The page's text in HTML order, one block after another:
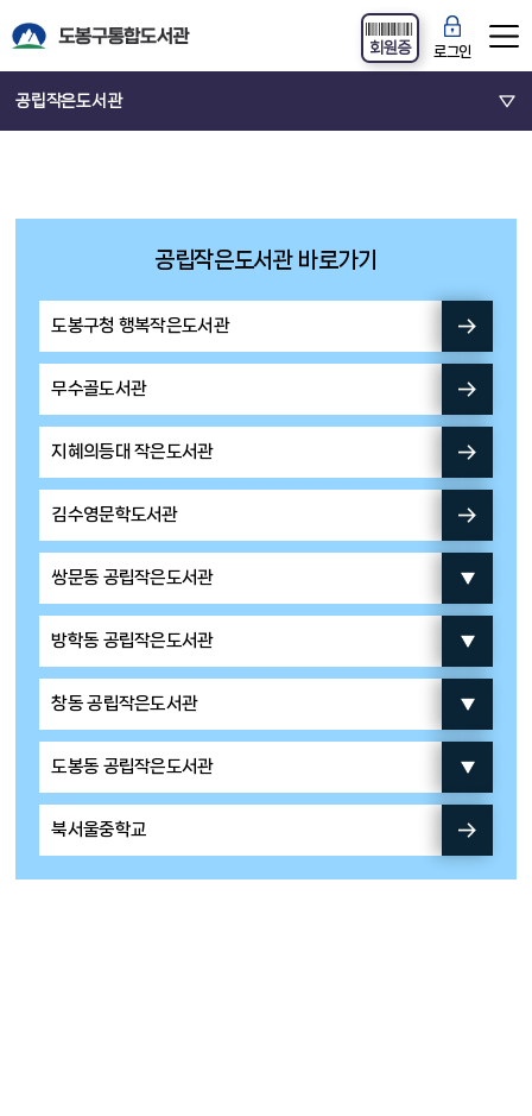
로그인
회원증
공립작은도서관
공립작은도서관 바로가기
도봉구청 행복작은도서관
무수골도서관
지혜의등대 작은도서관
김수영문학도서관
쌍문동 공립작은도서관
방학동 공립작은도서관
창동 공립작은도서관
도봉동 공립작은도서관
북서울중학교